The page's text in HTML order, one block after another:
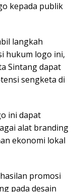
kepada publik
langkah
hukum logo ini,
Sintang dapat
sengketa di
ini dapat
alat branding
ekonomi lokal
promosi
pada desain